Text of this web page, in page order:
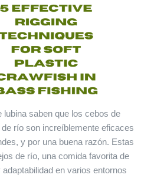
saben que los cebos de
río son increíblemente eficaces
y por una buena razón. Estas
de río, una comida favorita de
en varios entornos